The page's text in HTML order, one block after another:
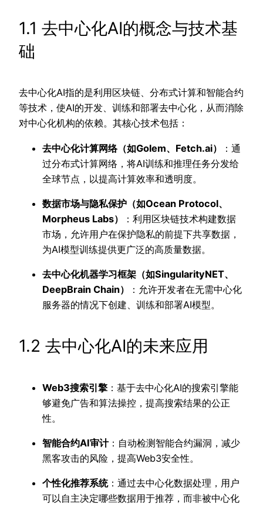
1.1 去中心化AI的概念与技术基
础
去中心化AI指的是利用区块链、分布式计算和智能合约
等技术，使AI的开发、训练和部署去中心化，从而消除
对中心化机构的依赖。其核心技术包括：
去中心化计算网络（如Golem、Fetch.ai）
：通
过分布式计算网络，将AI训练和推理任务分发给
全球节点，以提高计算效率和透明度。
数据市场与隐私保护（如Ocean Protocol、
Morpheus Labs）
：利用区块链技术构建数据
市场，允许用户在保护隐私的前提下共享数据，
为AI模型训练提供更广泛的高质量数据。
去中心化机器学习框架（如SingularityNET、
DeepBrain Chain）
：允许开发者在无需中心化
服务器的情况下创建、训练和部署AI模型。
1.2 去中心化AI的未来应用
Web3搜索引擎 ：基于去中心化AI的搜索引擎能
够避免广告和算法操控，提高搜索结果的公正
性。
智能合约AI审计：自动检测智能合约漏洞，减少
黑客攻击的风险，提高Web3安全性。
个性化推荐系统：通过去中心化数据处理，用户
可以自主决定哪些数据用于推荐，而非被中心化